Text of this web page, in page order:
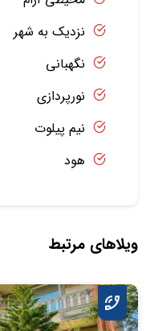
نزدیک به شهر
نگهبانی
نورپردازی
نیم پیلوت
هود
ویلاهای مرتبط